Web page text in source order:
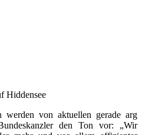
Hiddensee
werden von aktuellen gerade arg
den Ton vor: „Wir